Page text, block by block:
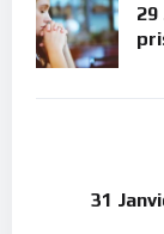
29
31